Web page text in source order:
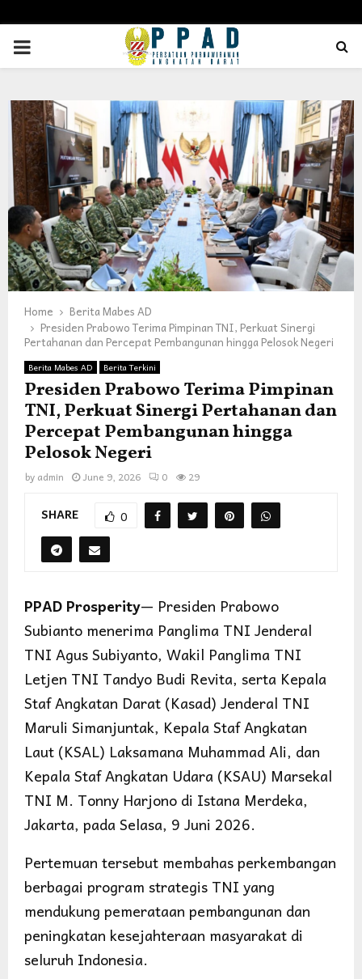
PRIMARY
Home
Berita Mabes AD
Presiden Prabowo Terima Pimpinan TNI, Perkuat Sinergi
Pertahanan dan Percepat Pembangunan hingga Pelosok Negeri
Berita Mabes AD Berita Terkini
Presiden Prabowo Terima Pimpinan
TNI, Perkuat Sinergi Pertahanan dan
Percepat Pembangunan hingga
Pelosok Negeri
by admin June 9, 2026 0 29
SHARE 0
PPAD Prosperity— Presiden Prabowo
Subianto menerima Panglima TNI Jenderal
TNI Agus Subiyanto, Wakil Panglima TNI
Letjen TNI Tandyo Budi Revita, serta Kepala
Staf Angkatan Darat (Kasad) Jenderal TNI
Maruli Simanjuntak, Kepala Staf Angkatan
Laut (KSAL) Laksamana Muhammad Ali, dan
Kepala Staf Angkatan Udara (KSAU) Marsekal
TNI M. Tonny Harjono di Istana Merdeka,
Jakarta, pada Selasa, 9 Juni 2026.
Pertemuan tersebut membahas perkembangan
berbagai program strategis TNI yang
mendukung pemerataan pembangunan dan
peningkatan kesejahteraan masyarakat di
seluruh Indonesia.